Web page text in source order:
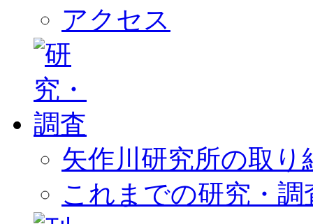
アクセス
矢作川研究所の取り
これまでの研究・調